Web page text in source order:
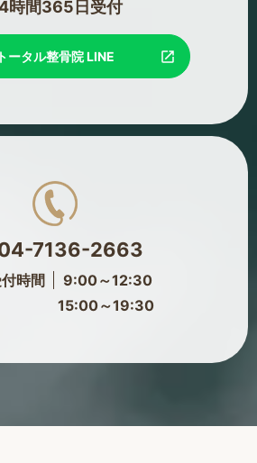
時間365日受付
トータル整骨院 LINE
7136-2663
時間
9:00～12:30
～19:30